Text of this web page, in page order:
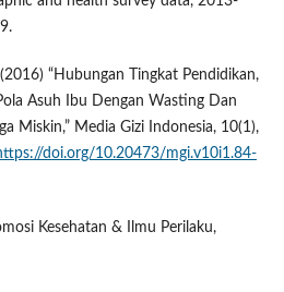
“Hubungan Tingkat Pendidikan,
Asuh Ibu Dengan Wasting Dan
Miskin,” Media Gizi Indonesia, 10(1),
doi.org/10.20473/mgi.v10i1.84-
Kesehatan & Ilmu Perilaku,